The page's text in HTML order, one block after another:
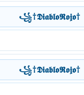
꧁†𝕯𝖎𝖆𝖇𝖑𝖔𝕽𝖔𝖏𝖔†
꧁†𝕯𝖎𝖆𝖇𝖑𝖔𝕽𝖔𝖏𝖔†